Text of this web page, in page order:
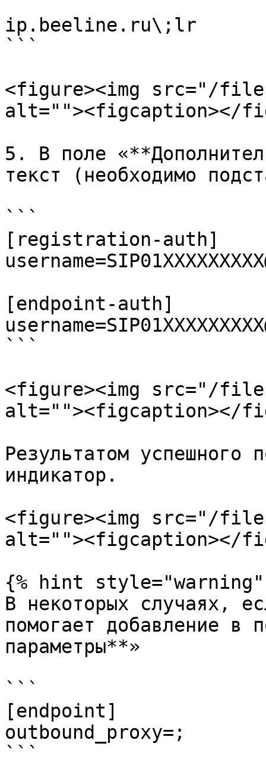
ip.beeline.ru\;lr
```
<figure><img src="/
alt=""><figcaption></
5. В поле
текст (необходимо
```
[registration-auth]
[endpoint-auth]
```
<figure><img src="/files/
alt=""><figcaption></
Результатом успешного
индикатор.
<figure><img src="/files/
alt=""><figcaption></
{% hint style="warning"
В некоторых случаях,
помогает добавление в
параметры**»
```
[endpoint]
outbound_proxy=;
```